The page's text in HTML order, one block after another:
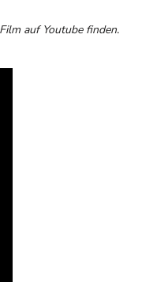
auf Youtube finden.